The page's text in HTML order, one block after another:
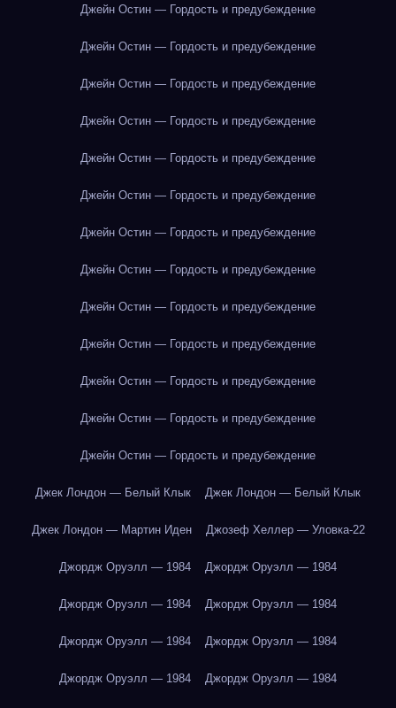
Джейн Остин — Гордость и предубеждение
Джейн Остин — Гордость и предубеждение
Джейн Остин — Гордость и предубеждение
Джейн Остин — Гордость и предубеждение
Джейн Остин — Гордость и предубеждение
Джейн Остин — Гордость и предубеждение
Джейн Остин — Гордость и предубеждение
Джейн Остин — Гордость и предубеждение
Джейн Остин — Гордость и предубеждение
Джейн Остин — Гордость и предубеждение
Джейн Остин — Гордость и предубеждение
Джейн Остин — Гордость и предубеждение
Джейн Остин — Гордость и предубеждение
Джек Лондон — Белый Клык Джек Лондон — Белый Клык
Джек Лондон — Мартин Иден Джозеф Хеллер — Уловка-22
Джордж Оруэлл — 1984 Джордж Оруэлл — 1984
Джордж Оруэлл — 1984 Джордж Оруэлл — 1984
Джордж Оруэлл — 1984 Джордж Оруэлл — 1984
Джордж Оруэлл — 1984 Джордж Оруэлл — 1984